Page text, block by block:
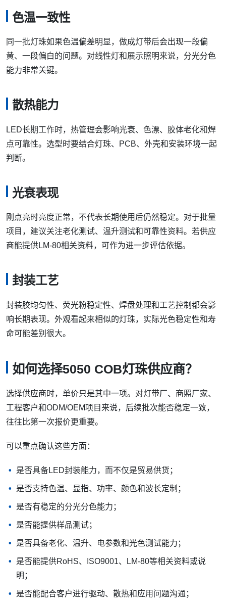
色温一致性
同一批灯珠如果色温偏差明显，做成灯带后会出现一段偏
黄、一段偏白的问题。对线性灯和展示照明来说，分光分色
能力非常关键。
散热能力
LED长期工作时，热管理会影响光衰、色漂、胶体老化和焊
点可靠性。选型时要结合灯珠、PCB、外壳和安装环境一起
判断。
光衰表现
刚点亮时亮度正常，不代表长期使用后仍然稳定。对于批量
项目，建议关注老化测试、温升测试和可靠性资料。若供应
商能提供LM-80相关资料，可作为进一步评估依据。
封装工艺
封装胶均匀性、荧光粉稳定性、焊盘处理和工艺控制都会影
响长期表现。外观看起来相似的灯珠，实际光色稳定性和寿
命可能差别很大。
如何选择5050 COB灯珠供应商？
选择供应商时，单价只是其中一项。对灯带厂、商照厂家、
工程客户和ODM/OEM项目来说，后续批次能否稳定一致，
往往比第一次报价更重要。
可以重点确认这些方面：
是否具备LED封装能力，而不仅是贸易供货；
是否支持色温、显指、功率、颜色和波长定制；
是否有稳定的分光分色能力；
是否能提供样品测试；
是否具备老化、温升、电参数和光色测试能力；
是否能提供RoHS、ISO9001、LM-80等相关资料或说
明；
是否能配合客户进行驱动、散热和应用问题沟通；